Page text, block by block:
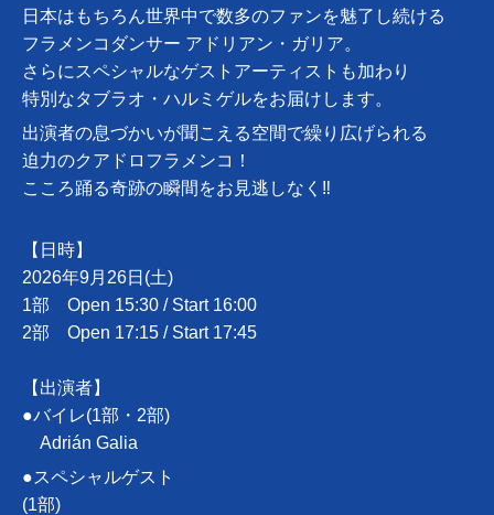
日本はもちろん世界中で数多のファンを魅了し続ける
フラメンコダンサー アドリアン・ガリア。
さらにスペシャルなゲストアーティストも加わり
特別なタブラオ・ハルミゲルをお届けします。
出演者の息づかいが聞こえる空間で繰り広げられる
迫力のクアドロフラメンコ！
こころ踊る奇跡の瞬間をお見逃しなく‼︎
【日時】
2026年9月26日(土)
1部 Open 15:30 / Start 16:00
2部 Open 17:15 / Start 17:45
【出演者】
●バイレ(1部・2部)
Adrián Galia
●スペシャルゲスト
(1部)